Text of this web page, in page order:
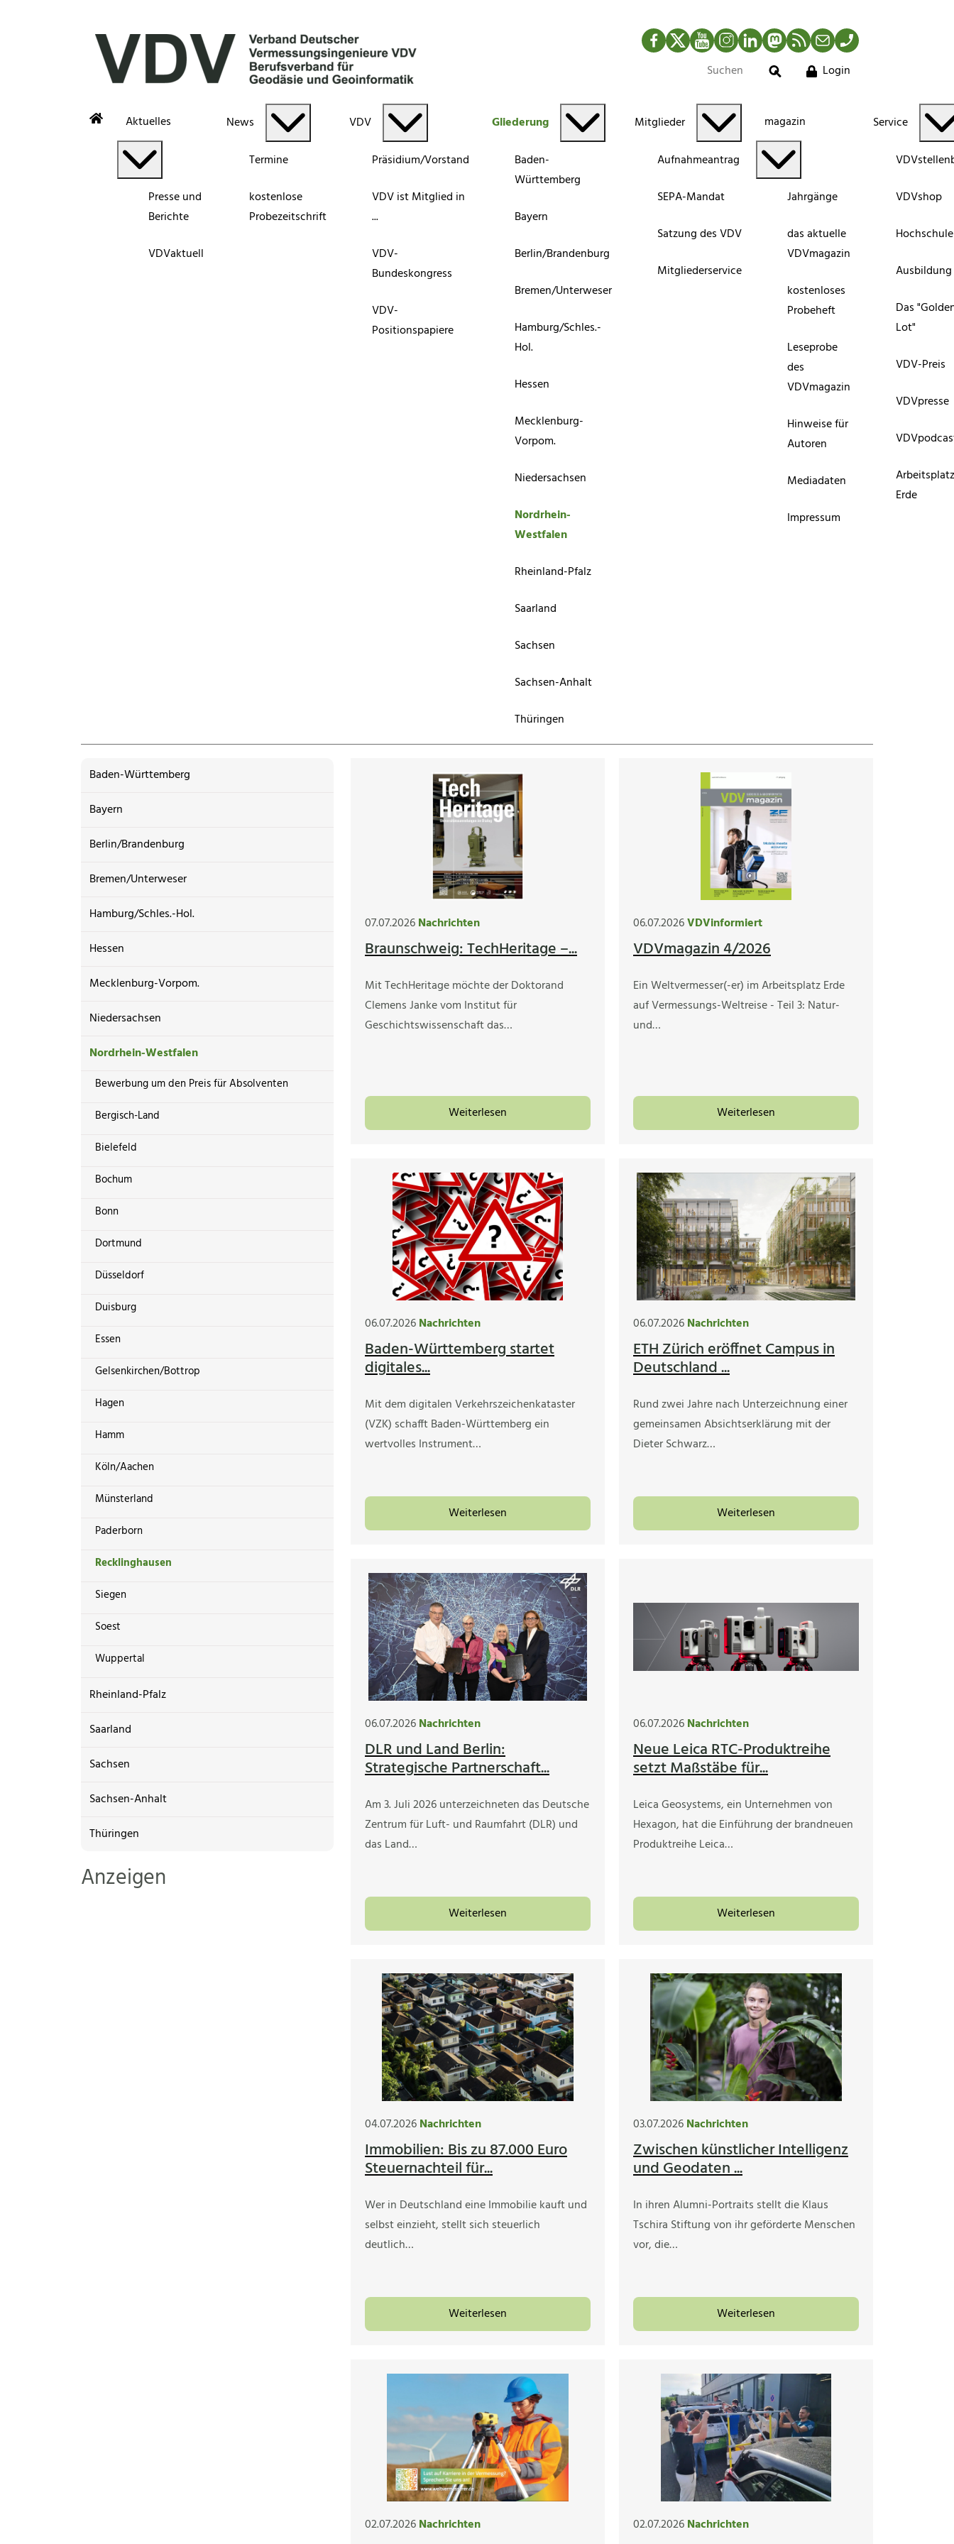
Facebook
TwitterYouTubeInstagram
LinkedInMastodonRSS-Newsfeed
MailTelefon
Suche
Login
Aktuelles
Presse und
Berichte
VDVaktuell
News
Termine
kostenlose
Probezeitschrift
VDV
Präsidium/Vorstand
VDV ist Mitglied in
...
VDV-
Bundeskongress
VDV-
Positionspapiere
Gliederung
Baden-
Württemberg
Bayern
Berlin/Brandenburg
Bremen/Unterweser
Hamburg/Schles.-
Hol.
Hessen
Mecklenburg-
Vorpom.
Niedersachsen
Nordrhein-
Westfalen
Rheinland-Pfalz
Saarland
Sachsen
Sachsen-Anhalt
Thüringen
Mitglieder
Aufnahmeantrag
SEPA-Mandat
Satzung des VDV
Mitgliederservice
magazin
Jahrgänge
das aktuelle
VDVmagazin
kostenloses
Probeheft
Leseprobe
des
VDVmagazin
Hinweise für
Autoren
Mediadaten
Impressum
Service
VDVshop
Ausbildung
Das
Lot"
VDV-Preis
VDVpresse
Erde
Baden-Württemberg
Bayern
Berlin/Brandenburg
Bremen/Unterweser
Hamburg/Schles.-Hol.
Hessen
Mecklenburg-Vorpom.
Niedersachsen
Nordrhein-Westfalen
Bewerbung um den Preis für Absolventen
Bergisch-Land
Bielefeld
Bochum
Bonn
Dortmund
Düsseldorf
Duisburg
Essen
Gelsenkirchen/Bottrop
Hagen
Hamm
Köln/Aachen
Münsterland
Paderborn
Recklinghausen
Siegen
Soest
Wuppertal
Rheinland-Pfalz
Saarland
Sachsen
Sachsen-Anhalt
Thüringen
Anzeigen
07.07.2026Nachrichten
Braunschweig: TechHeritage –...
Mit TechHeritage möchte der Doktorand
Clemens Janke vom Institut für
Geschichtswissenschaft das…
Weiterlesen
06.07.2026VDVinformiert
VDVmagazin 4/2026
Ein Weltvermesser(-er) im Arbeitsplatz Erde
auf Vermessungs-Weltreise - Teil 3: Natur-
und…
Weiterlesen
06.07.2026Nachrichten
Baden-Württemberg startet
digitales...
Mit dem digitalen Verkehrszeichenkataster
(VZK) schafft Baden-Württemberg ein
wertvolles Instrument…
Weiterlesen
06.07.2026Nachrichten
ETH Zürich eröffnet Campus in
Deutschland ...
Rund zwei Jahre nach Unterzeichnung einer
gemeinsamen Absichtserklärung mit der
Dieter Schwarz…
Weiterlesen
06.07.2026Nachrichten
DLR und Land Berlin:
Strategische Partnerschaft...
Am 3. Juli 2026 unterzeichneten das Deutsche
Zentrum für Luft- und Raumfahrt (DLR) und
das Land…
Weiterlesen
06.07.2026Nachrichten
Neue Leica RTC-Produktreihe
setzt Maßstäbe für...
Leica Geosystems, ein Unternehmen von
Hexagon, hat die Einführung der brandneuen
Produktreihe Leica…
Weiterlesen
04.07.2026Nachrichten
Immobilien: Bis zu 87.000 Euro
Steuernachteil für...
Wer in Deutschland eine Immobilie kauft und
selbst einzieht, stellt sich steuerlich
deutlich…
Weiterlesen
03.07.2026Nachrichten
Zwischen künstlicher Intelligenz
und Geodaten ...
In ihren Alumni-Portraits stellt die Klaus
Tschira Stiftung von ihr geförderte Menschen
vor, die…
Weiterlesen
02.07.2026Nachrichten 02.07.2026Nachrichten